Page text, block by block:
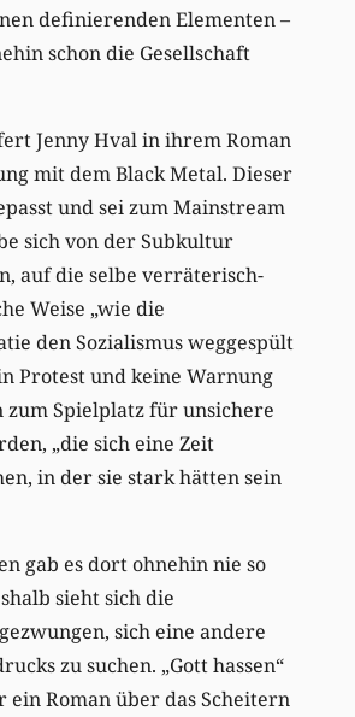
definierenden Elementen –
schon die Gesellschaft
Jenny Hval in ihrem Roman
mit dem Black Metal. Dieser
und sei zum Mainstream
sich von der Subkultur
auf die selbe verräterisch-
Weise „wie die
den Sozialismus weggespült
Protest und keine Warnung
zum Spielplatz für unsichere
„die sich eine Zeit
in der sie stark hätten sein
gab es dort ohnehin nie so
sieht sich die
sich eine andere
zu suchen. „Gott hassen“
ein Roman über das Scheitern